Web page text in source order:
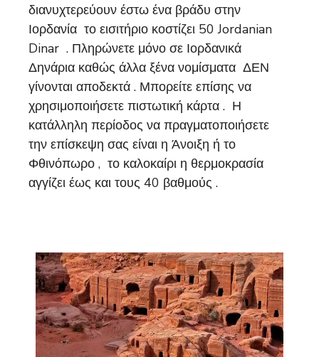
διανυχτερεύουν έστω ένα βράδυ στην
Ιορδανία το εισιτήριο κοστίζει 50 Jordanian
Dinar . Πληρώνετε μόνο σε Ιορδανικά
Δηνάρια καθώς άλλα ξένα νομίσματα ΔΕΝ
γίνονται αποδεκτά . Μπορείτε επίσης να
χρησιμοποιήσετε πιστωτική κάρτα . Η
κατάλληλη περίοδος να πραγματοποιήσετε
την επίσκεψη σας είναι η Άνοιξη ή το
Φθινόπωρο , το καλοκαίρι η θερμοκρασία
αγγίζει έως και τους 40 βαθμούς .